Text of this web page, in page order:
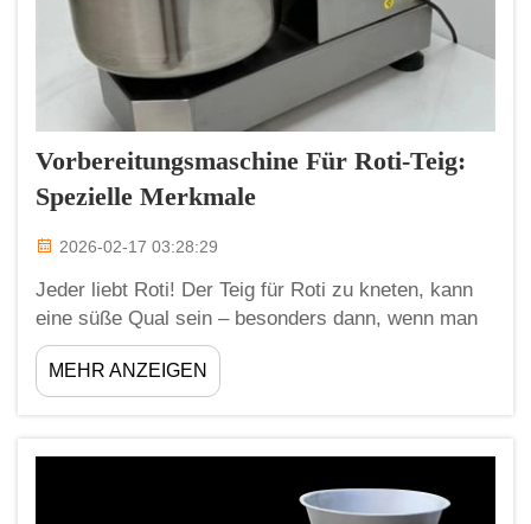
Vorbereitungsmaschine Für Roti-Teig:
Spezielle Merkmale
2026-02-17 03:28:29
Jeder liebt Roti! Der Teig für Roti zu kneten, kann
eine süße Qual sein – besonders dann, wenn man
dies von Hand tun muss. Zum Glück sind
Maschinen dafür gut geeignet! Eine Roti-
Teigmaschine kann all dies deutlich beschleunigen
MEHR ANZEIGEN